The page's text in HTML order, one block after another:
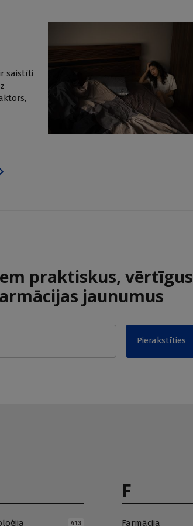
saistīti
praktiskus, vērtīgus
jaunumus
Pierakstīties
413
F
Farmācija